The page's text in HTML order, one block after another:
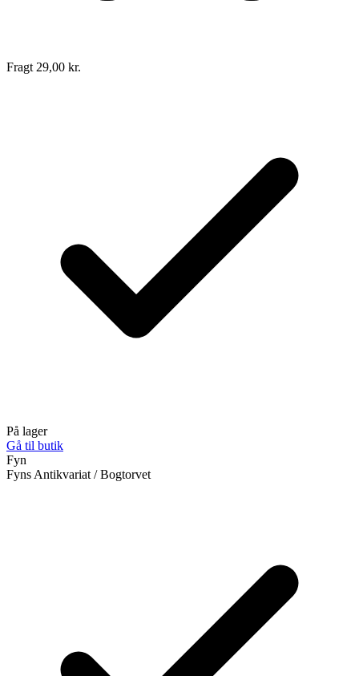
Fragt 29,00 kr.
På lager
Gå til butik
Fyn
Fyns Antikvariat / Bogtorvet